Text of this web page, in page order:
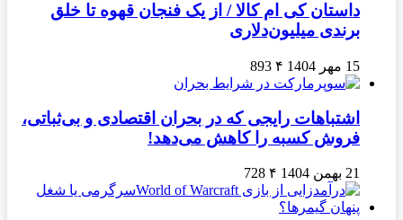
داستان کی ام کالا / از یک فنجان قهوه تا خلق
برندی میلیون‌دلاری
15 مهر 1404 ۴ 893
اشتباهات رایجی که در بحران اقتصادی و بی‌ثباتی،
فروش کسبه را کاهش می‌دهد!
21 بهمن 1404 ۴ 728